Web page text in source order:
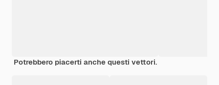
Potrebbero piacerti anche questi vettori.